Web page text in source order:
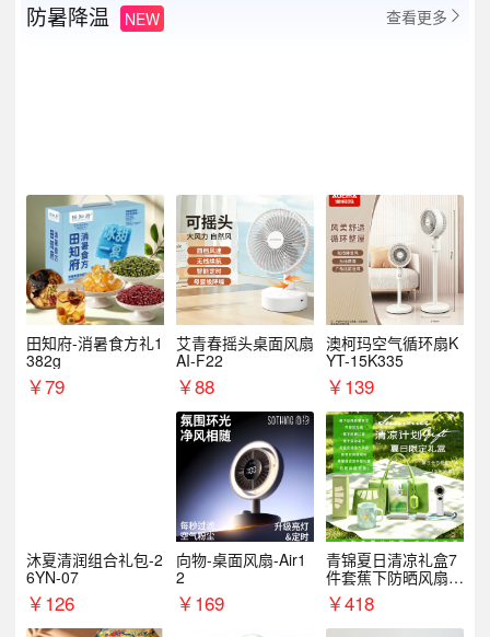
防暑降温 NEW 查看更多 
田知府-消暑食方礼1
382g
￥79
艾青春摇头桌面风扇
AI-F22
￥88
澳柯玛空气循环扇K
YT-15K335
￥139
沐夏清润组合礼包-2
6YN-07
￥126
向物-桌面风扇-Air1
2
￥169
青锦夏日清凉礼盒7
件套蕉下防晒风扇员
工福利端午伴手礼企
业定制
￥418